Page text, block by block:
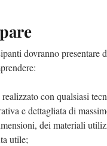
dovranno presentare
con qualsiasi
e dettagliata di
dei materiali
utile;